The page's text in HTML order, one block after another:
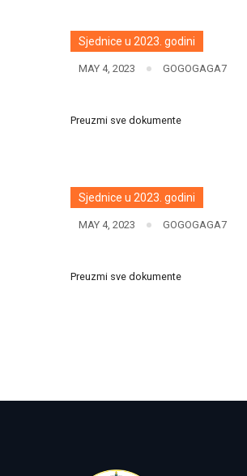
Sjednice u 2023. godini
MAY 4, 2023 GOGOGAGA7
Preuzmi sve dokumente
Sjednice u 2023. godini
MAY 4, 2023 GOGOGAGA7
Preuzmi sve dokumente